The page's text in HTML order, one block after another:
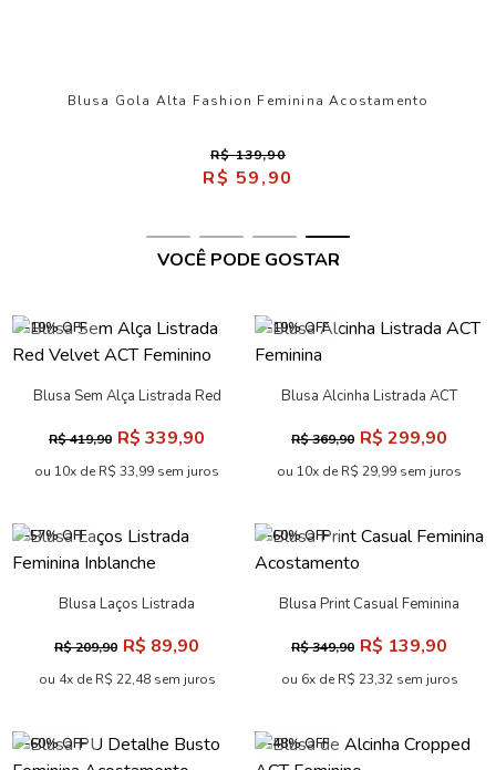
Blusa Gola Alta Fashion Feminina Acostamento
R$ 139,90
R$ 59,90
VOCÊ PODE GOSTAR
-19% OFF
Blusa Sem Alça Listrada Red
R$ 419,90 R$ 339,90
ou 10x de R$ 33,99 sem juros
-19% OFF
Blusa Alcinha Listrada ACT
R$ 369,90 R$ 299,90
ou 10x de R$ 29,99 sem juros
-57% OFF
Blusa Laços Listrada
R$ 209,90 R$ 89,90
ou 4x de R$ 22,48 sem juros
-60% OFF
Blusa Print Casual Feminina
R$ 349,90 R$ 139,90
ou 6x de R$ 23,32 sem juros
-60% OFF -48% OFF